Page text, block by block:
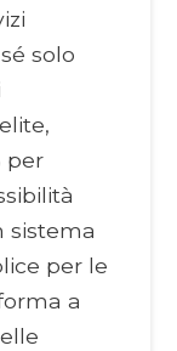
solo
per
sistema
per le
a